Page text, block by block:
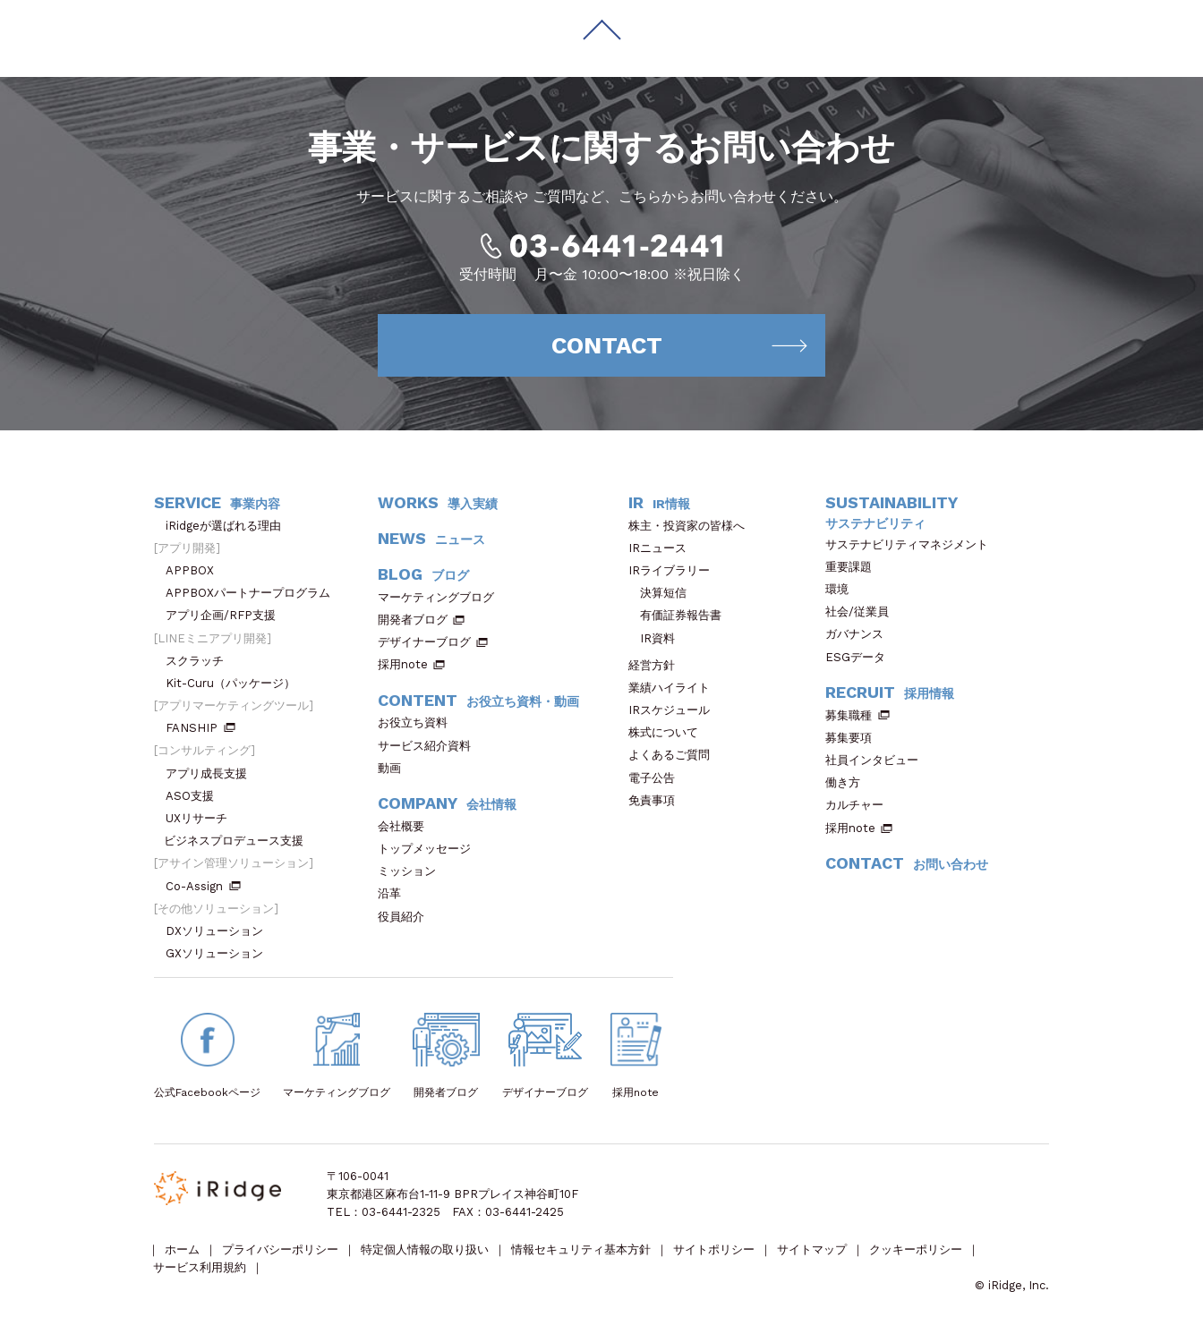
事業・サービスに関するお問い合わせ
サービスに関するご相談やご質問など、こちらからお問い合わせください。
受付時間 月〜金 10:00〜18:00 ※祝日除く
CONTACT
SERVICE 事業内容
iRidgeが選ばれる理由
アプリ開発
APPBOX
APPBOXパートナープログラム
アプリ企画/RFP支援
LINEミニアプリ開発
スクラッチ
Kit-Curu（パッケージ）
アプリマーケティングツール
FANSHIP
コンサルティング
アプリ成長支援
ASO支援
UXリサーチ
ビジネスプロデュース支援
アサイン管理ソリューション
Co-Assign
その他ソリューション
DXソリューション
GXソリューション
WORKS 導入実績
NEWS ニュース
BLOG ブログ
マーケティングブログ
開発者ブログ
デザイナーブログ
採用note
CONTENT お役立ち資料・動画
お役立ち資料
サービス紹介資料
動画
COMPANY 会社情報
会社概要
トップメッセージ
ミッション
沿革
役員紹介
IR IR情報
株主・投資家の皆様へ
IRニュース
IRライブラリー
決算短信
有価証券報告書
IR資料
経営方針
業績ハイライト
IRスケジュール
株式について
よくあるご質問
電子公告
免責事項
SUSTAINABILITY
サステナビリティ
サステナビリティマネジメント
重要課題
環境
社会/従業員
ガバナンス
ESGデータ
RECRUIT 採用情報
募集職種
募集要項
社員インタビュー
働き方
カルチャー
採用note
CONTACT お問い合わせ
公式Facebookページ マーケティングブログ 開発者ブログ デザイナーブログ 採用note
〒106-0041
東京都港区麻布台1-11-9 BPRプレイス神谷町10F
TEL：03-6441-2325 FAX：03-6441-2425
｜ ホーム ｜ プライバシーポリシー ｜ 特定個人情報の取り扱い ｜ 情報セキュリティ基本方針 ｜ サイトポリシー ｜ サイトマップ ｜ クッキーポリシー
｜
サービス利用規約
｜
© iRidge, Inc.